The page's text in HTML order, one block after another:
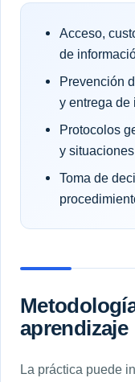
Acceso,
de
Prevención
y entrega de
Protocolos
y
Toma de
aprendizaje
La práctica puede